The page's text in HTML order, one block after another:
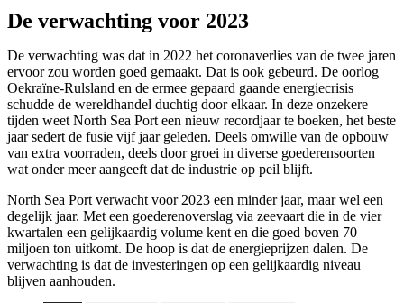
De verwachting voor 2023
De verwachting was dat in 2022 het coronaverlies van de twee jaren
ervoor zou worden goed gemaakt. Dat is ook gebeurd. De oorlog
Oekraïne-Rulsland en de ermee gepaard gaande energiecrisis
schudde de wereldhandel duchtig door elkaar. In deze onzekere
tijden weet North Sea Port een nieuw recordjaar te boeken, het beste
jaar sedert de fusie vijf jaar geleden. Deels omwille van de opbouw
van extra voorraden, deels door groei in diverse goederensoorten
wat onder meer aangeeft dat de industrie op peil blijft.
North Sea Port verwacht voor 2023 een minder jaar, maar wel een
degelijk jaar. Met een goederenoverslag via zeevaart die in de vier
kwartalen een gelijkaardig volume kent en die goed boven 70
miljoen ton uitkomt. De hoop is dat de energieprijzen dalen. De
verwachting is dat de investeringen op een gelijkaardig niveau
blijven aanhouden.